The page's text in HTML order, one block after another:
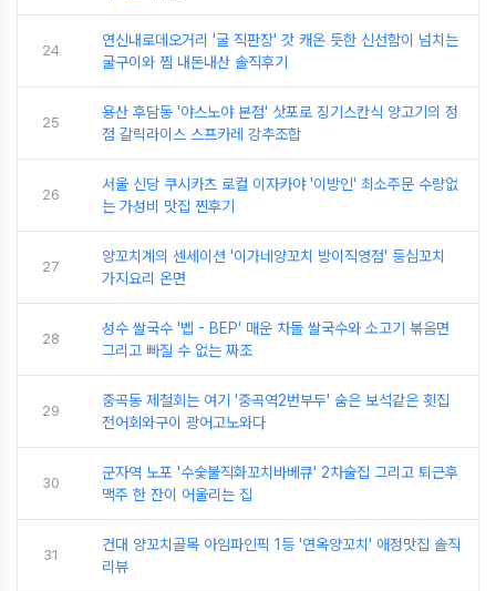
24
연신내로데오거리 '굴 직판장' 갓 캐온 듯한 신선함이 넘치는
굴구이와 찜 내돈내산 솔직후기
25
용산 후담동 '야스노야 본점' 삿포로 징기스칸식 양고기의 정
점 갈릭라이스 스프카레 강추조합
26
서울 신당 쿠시카츠 로컬 이자카야 '이방인' 최소주문 수량없
는 가성비 맛집 찐후기
27
양꼬치계의 센세이션 '이가네양꼬치 방이직영점' 등심꼬치
가지요리 온면
28
성수 쌀국수 '벱 - BEP' 매운 차돌 쌀국수와 소고기 볶음면
그리고 빠질 수 없는 짜조
29
중곡동 제철회는 여기 '중곡역2번부두' 숨은 보석같은 횟집
전어회와구이 광어고노와다
30
군자역 노포 '수숯불직화꼬치바베큐' 2차술집 그리고 퇴근후
맥주 한 잔이 어울리는 집
31
건대 양꼬치골목 아임파인픽 1등 '연옥양꼬치' 애정맛집 솔직
리뷰